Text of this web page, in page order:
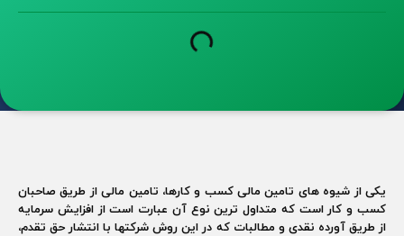
یکی از شیوه های تامین مالی کسب و کارها، تامین مالی از طریق صاحبان
کسب و کار است که متداول ترین نوع آن عبارت است از افزایش سرمایه
از طریق آورده نقدی و مطالبات که در این روش شرکتها با انتشار حق تقدم،